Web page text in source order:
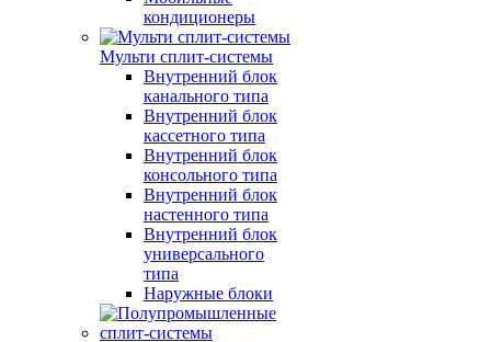
кондиционеры
Мульти сплит-системы
Внутренний блок
канального типа
Внутренний блок
кассетного типа
Внутренний блок
консольного типа
Внутренний блок
настенного типа
Внутренний блок
универсального
типа
Наружные блоки